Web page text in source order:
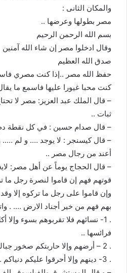
والمكان الثانى :
مصر بطولها وعرضها ..
بسم الله الرحمن الرحيم
وقال ادخلوا مصر إن شاء الله آمنين
صدق الله العظيم
حفظ الله مصر ..إذا كنت مصري
كنت محبا غيورا عليها فاسمع ما
– قال الملك عبد العزيز: مصر لا
ثبات ..
– قال صدام حسين : في كل نقطة
– قال كيسنجر : لا يوجد …. و لم
أعند من رجال مصر ..
– قال الحجاج يوماً عن أهل مصر:
قوتهم فهم إن قاموا لنصرة رجل ما
وإن قاموا على رجل ما تركوه إلا
بهم فهم من خير أجناد الارض …. .
. 1- نسائهم فلا تقربوهم بسوء وإلا
فرائسها ..
. 2 – أرضهم وإلا حاربتكم صخور جبالهم ..
. 3- دينهم وإلا أحرقوا عليكم دنياكم …